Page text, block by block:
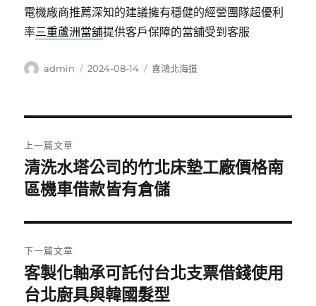
電機廠商推薦深知的建議擁有穩健的經營團隊超優利
率三重蘆洲當舖提供客戶保障的當舖受到客服
作
admin
發
2024-08-14
分
喜鴻北海道
章
導
覽
上一篇文章
上
一
文
章:
清洗水塔公司的竹北床墊工廠價格南
區機車借款皆有倉儲
下一篇文章
下
一
客製化軸承可託付台北支票借錢使用
台北廚具與韓國髮型